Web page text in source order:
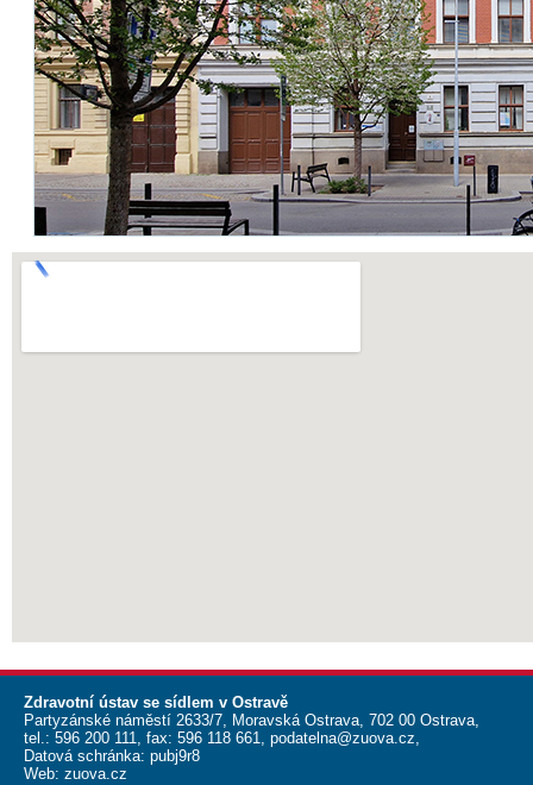
Zdravotní ústav se sídlem v Ostravě
Partyzánské náměstí 2633/7, Moravská Ostrava, 702 00 Ostrava,
tel.: 596 200 111, fax: 596 118 661, podatelna@zuova.cz,
Datová schránka: pubj9r8
Web: zuova.cz